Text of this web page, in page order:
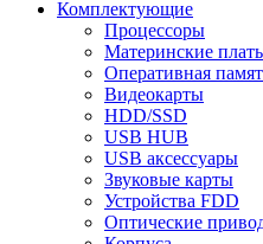
Комплектующие
Процессоры
Материнские
Оперативная
Видеокарты
HDD/SSD
USB HUB
USB аксессуары
Звуковые карты
Устройства FDD
Оптические